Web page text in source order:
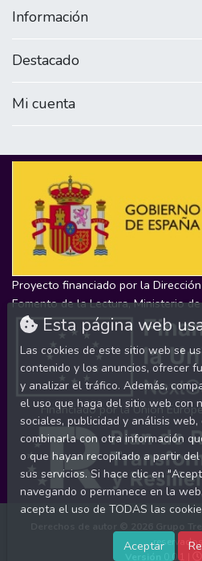
Información
Destacado
Mi cuenta
Proyecto financiado por la
Fomento de la Lectura, Ministerio
Financiado por la Unión
Versión
0.0.1 |
Esta página web
Las cookies de este sitio web se
contenido y los anuncios, ofrecer
y analizar el tráfico. Además,
el uso que haga del sitio web con
sociales, publicidad y análisis web,
combinarla con otra información
o que hayan recopilado a partir
sus servicios. Si hace clic en
navegando o permanece en la
acepta el uso de TODAS las
Aceptar